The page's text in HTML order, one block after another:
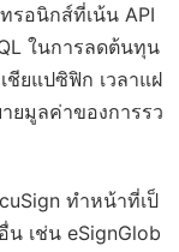
รอนิกส์ที่เน้น API
ในการลดต้นทุน
ชียแปซิฟิก เวลาแฝ
ยมูลค่าของการรว
ทำหน้าที่เป็
เช่น eSignGlob